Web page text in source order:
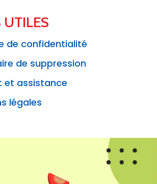
UTILES
de confidentialité
de suppression
et assistance
légales